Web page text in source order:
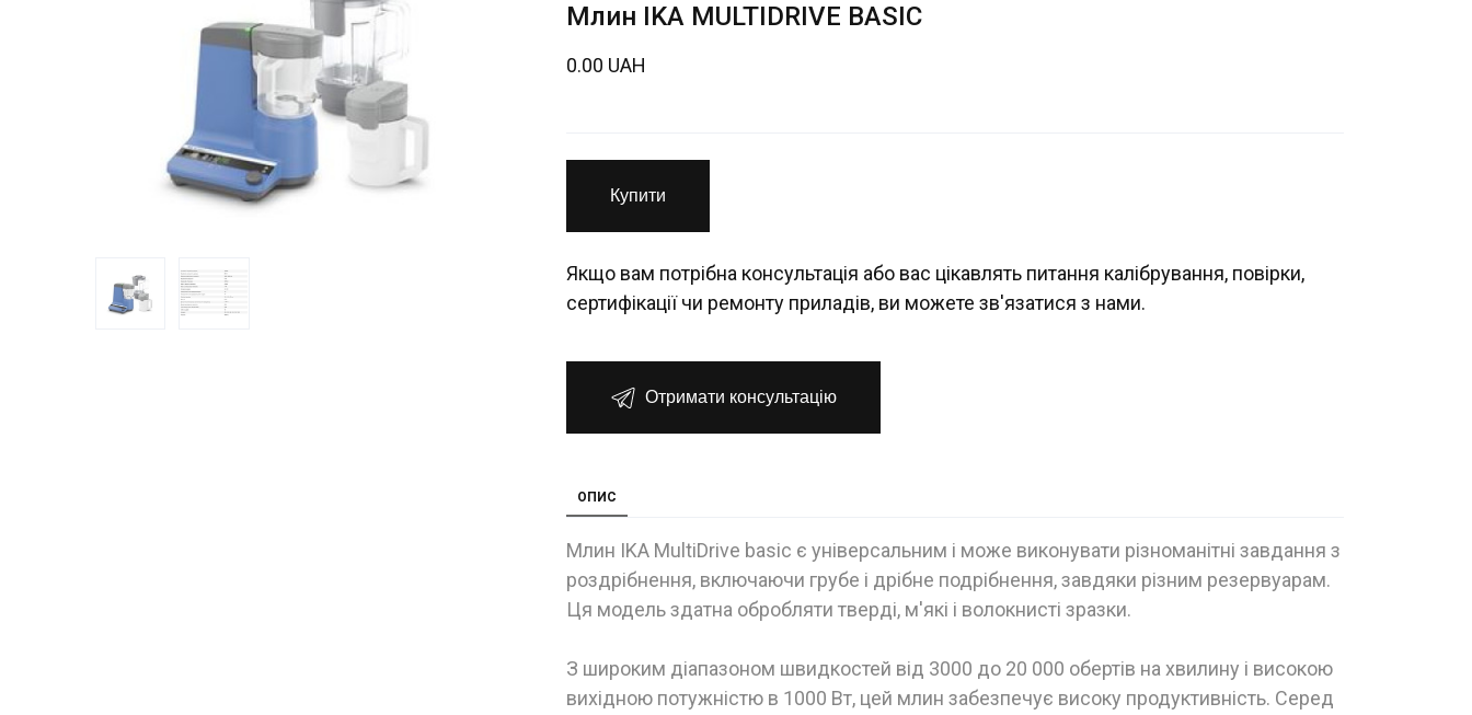
Млин IKA MULTIDRIVE BASIC
0.00 UAH
Купити
Якщо вам потрібна консультація або вас цікавлять питання калібрування, повірки,
сертифікації чи ремонту приладів, ви можете зв'язатися з нами.
Отримати консультацію
ОПИС
Млин IKA MultiDrive basic є універсальним і може виконувати різноманітні завдання з
роздрібнення, включаючи грубе і дрібне подрібнення, завдяки різним резервуарам.
Ця модель здатна обробляти тверді, м'які і волокнисті зразки.
З широким діапазоном швидкостей від 3000 до 20 000 обертів на хвилину і високою
вихідною потужністю в 1000 Вт, цей млин забезпечує високу продуктивність. Серед